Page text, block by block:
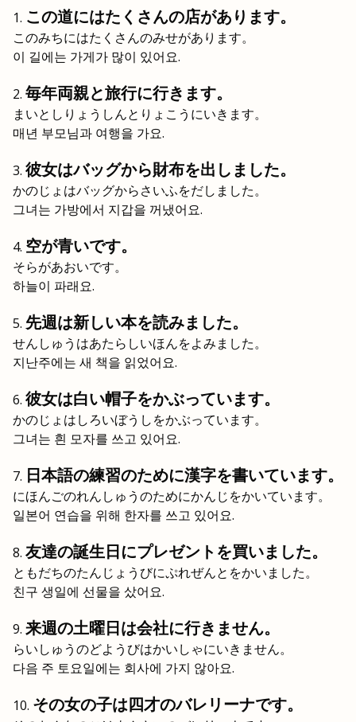
この道にはたくさんの店があります。
このみちにはたくさんのみせがあります。
이 길에는 가게가 많이 있어요.
毎年両親と旅行に行きます。
まいとしりょうしんとりょこうにいきます。
매년 부모님과 여행을 가요.
彼女はバッグから財布を出しました。
かのじょはバッグからさいふをだしました。
그녀는 가방에서 지갑을 꺼냈어요.
空が青いです。
そらがあおいです。
하늘이 파래요.
先週は新しい本を読みました。
せんしゅうはあたらしいほんをよみました。
지난주에는 새 책을 읽었어요.
彼女は白い帽子をかぶっています。
かのじょはしろいぼうしをかぶっています。
그녀는 흰 모자를 쓰고 있어요.
日本語の練習のために漢字を書いています。
にほんごのれんしゅうのためにかんじをかいています。
일본어 연습을 위해 한자를 쓰고 있어요.
友達の誕生日にプレゼントを買いました。
ともだちのたんじょうびにぷれぜんとをかいました。
친구 생일에 선물을 샀어요.
来週の土曜日は会社に行きません。
らいしゅうのどようびはかいしゃにいきません。
다음 주 토요일에는 회사에 가지 않아요.
その女の子は四才のバレリーナです。